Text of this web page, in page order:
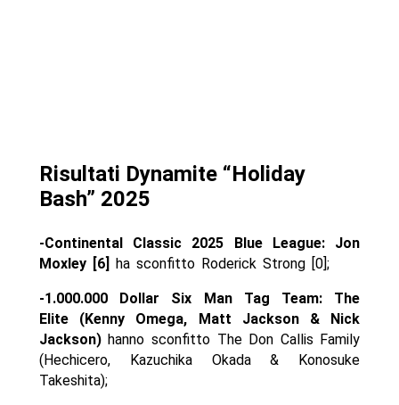
Risultati Dynamite “Holiday
Bash” 2025
-Continental Classic 2025 Blue League: Jon
Moxley [6]
ha sconfitto Roderick Strong [0];
-1.000.000 Dollar Six Man Tag Team: The
Elite (Kenny Omega, Matt Jackson & Nick
Jackson)hanno sconfitto The Don Callis Family
(Hechicero, Kazuchika Okada & Konosuke
Takeshita);